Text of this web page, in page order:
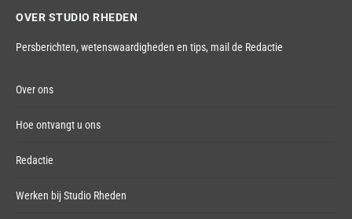
OVER STUDIO RHEDEN
Persberichten, wetenswaardigheden en tips, mail de Redactie
Over ons
Hoe ontvangt u ons
Redactie
Werken bij Studio Rheden